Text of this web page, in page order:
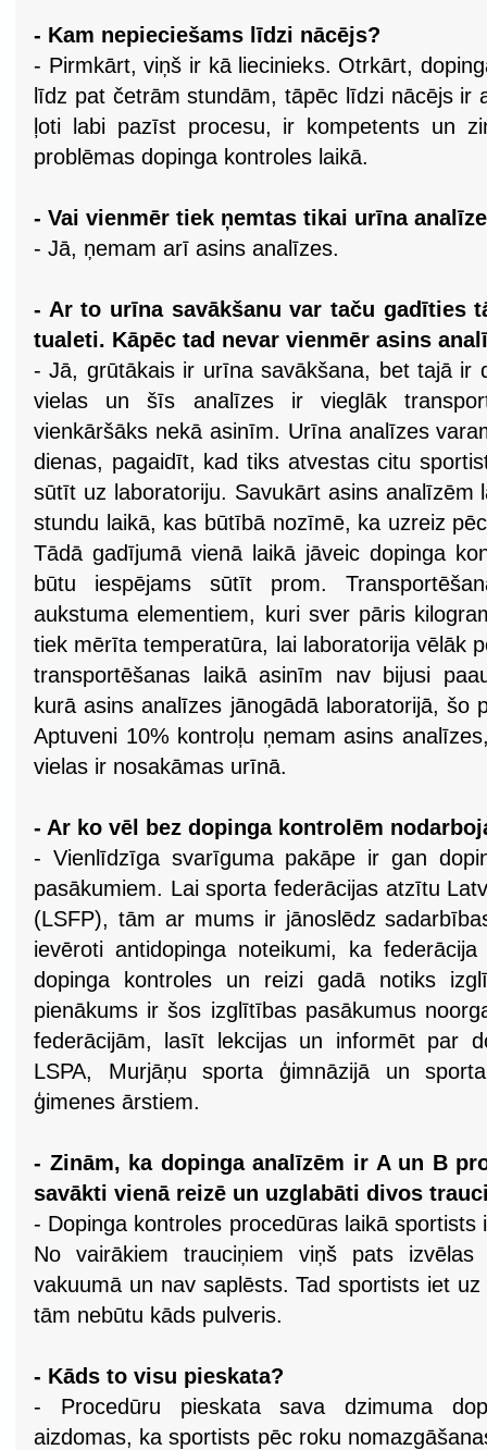
- Kam nepieciešams līdzi nācējs?
- Pirmkārt, viņš ir kā liecinieks. Otrkārt,
līdz pat četrām stundām, tāpēc līdzi nācējs ir
ļoti labi pazīst procesu, ir kompetents un
problēmas dopinga kontroles laikā.
- Vai vienmēr tiek ņemtas tikai urīna
- Jā, ņemam arī asins analīzes.
- Ar to urīna savākšanu var taču gadīties
tualeti. Kāpēc tad nevar vienmēr asins
- Jā, grūtākais ir urīna savākšana, bet tajā ir
vielas un šīs analīzes ir vieglāk
vienkāršāks nekā asinīm. Urīna analīzes
dienas, pagaidīt, kad tiks atvestas citu
sūtīt uz laboratoriju. Savukārt asins analīzēm
stundu laikā, kas būtībā nozīmē, ka uzreiz
Tādā gadījumā vienā laikā jāveic dopinga
būtu iespējams sūtīt prom.
aukstuma elementiem, kuri sver pāris
tiek mērīta temperatūra, lai laboratorija vēlāk
transportēšanas laikā asinīm nav bijusi
kurā asins analīzes jānogādā laboratorijā, šo
Aptuveni 10% kontroļu ņemam asins
vielas ir nosakāmas urīnā.
- Ar ko vēl bez dopinga kontrolēm
- Vienlīdzīga svarīguma pakāpe ir gan
pasākumiem. Lai sporta federācijas atzītu
(LSFP), tām ar mums ir jānoslēdz
ievēroti antidopinga noteikumi, ka
dopinga kontroles un reizi gadā notiks
pienākums ir šos izglītības pasākumus
federācijām, lasīt lekcijas un informēt par
LSPA, Murjāņu sporta ģimnāzijā un
ģimenes ārstiem.
- Zinām, ka dopinga analīzēm ir A un B
savākti vienā reizē un uzglabāti divos
- Dopinga kontroles procedūras laikā
No vairākiem trauciņiem viņš pats
vakuumā un nav saplēsts. Tad sportists iet
tām nebūtu kāds pulveris.
- Kāds to visu pieskata?
- Procedūru pieskata sava dzimuma
aizdomas, ka sportists pēc roku